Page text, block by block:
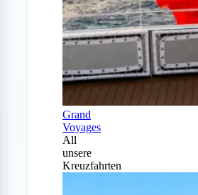
Grand
Voyages
All
unsere
Kreuzfahrten